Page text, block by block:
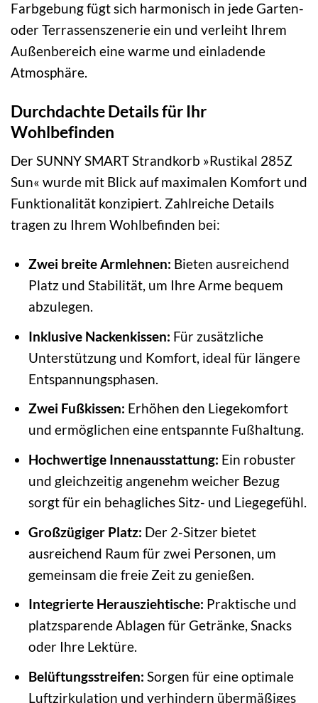
Farbgebung fügt sich harmonisch in jede Garten-
oder Terrassenszenerie ein und verleiht Ihrem
Außenbereich eine warme und einladende
Atmosphäre.
Durchdachte Details für Ihr
Wohlbefinden
Der SUNNY SMART Strandkorb »Rustikal 285Z
Sun« wurde mit Blick auf maximalen Komfort und
Funktionalität konzipiert. Zahlreiche Details
tragen zu Ihrem Wohlbefinden bei:
Zwei breite Armlehnen: Bieten ausreichend
Platz und Stabilität, um Ihre Arme bequem
abzulegen.
Inklusive Nackenkissen: Für zusätzliche
Unterstützung und Komfort, ideal für längere
Entspannungsphasen.
Zwei Fußkissen: Erhöhen den Liegekomfort
und ermöglichen eine entspannte Fußhaltung.
Hochwertige Innenausstattung: Ein robuster
und gleichzeitig angenehm weicher Bezug
sorgt für ein behagliches Sitz- und Liegegefühl.
Großzügiger Platz: Der 2-Sitzer bietet
ausreichend Raum für zwei Personen, um
gemeinsam die freie Zeit zu genießen.
Integrierte Herausziehtische: Praktische und
platzsparende Ablagen für Getränke, Snacks
oder Ihre Lektüre.
Belüftungsstreifen: Sorgen für eine optimale
Luftzirkulation und verhindern übermäßiges